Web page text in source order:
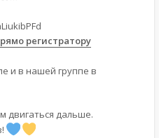
регистратору
и в нашей группе в
двигаться дальше.